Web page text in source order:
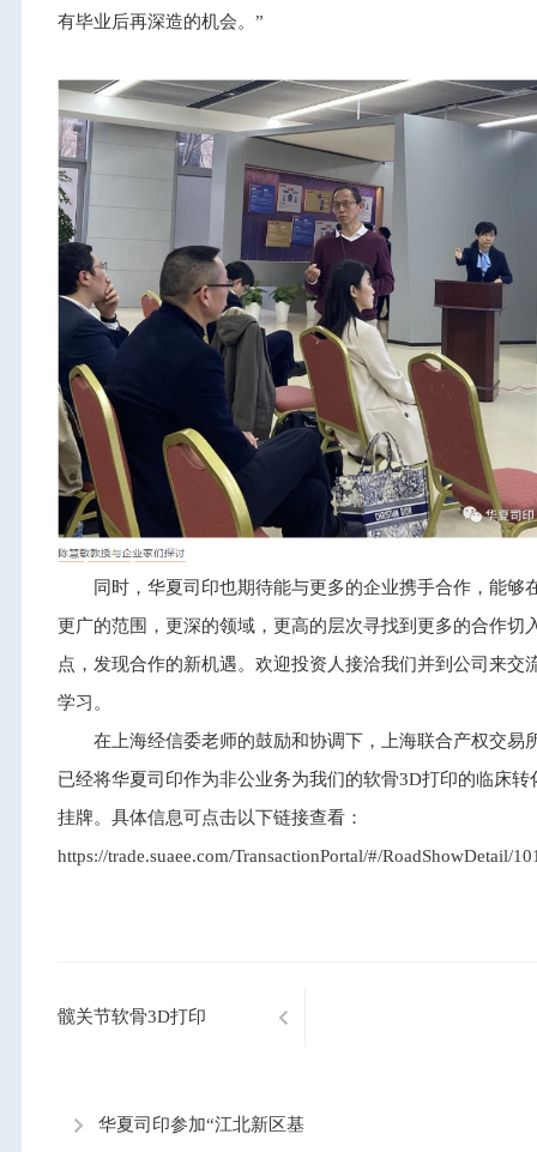
有毕业后再深造的机会。”
同时，华夏司印也期待能与更多的企业携手合作，能够
更广的范围，更深的领域，更高的层次寻找到更多的合作切
点，发现合作的新机遇。欢迎投资人接洽我们并到公司来交
学习。
在上海经信委老师的鼓励和协调下，上海联合产权交易
已经将华夏司印作为非公业务为我们的软骨3D打印的临床转
挂牌。具体信息可点击以下链接查看：
https://trade.suaee.com/TransactionPortal/#/RoadShowDetail/
髋关节软骨3D打印
华夏司印参加“江北新区基